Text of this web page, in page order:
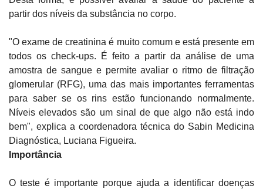
partir dos níveis da substância no corpo.
"O exame de creatinina é muito comum e está presente em
todos os check-ups. É feito a partir da análise de uma
amostra de sangue e permite avaliar o ritmo de filtração
glomerular (RFG), uma das mais importantes ferramentas
para saber se os rins estão funcionando normalmente.
Níveis elevados são um sinal de que algo não está indo
bem", explica a coordenadora técnica do Sabin Medicina
Diagnóstica, Luciana Figueira.
Importância
O teste é importante porque ajuda a identificar doenças